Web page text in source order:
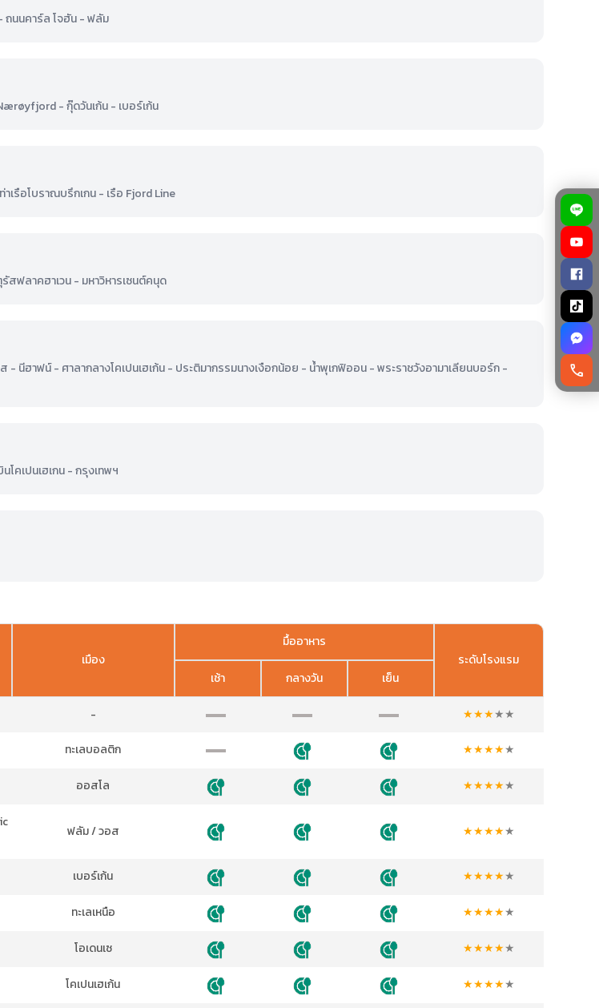
ถนนคาร์ล โจฮัน - ฟลัม
- กุ๊ดวันเก้น - เบอร์เก้น
เรือโบราณบรึกเกน - เรือ Fjord Line
สฟลาคฮาเวน - มหาวิหารเซนต์คนุด
- นีฮาฟน์ - ศาลากลางโคเปนเฮเก้น - ประติมากรรมนางเงือกน้อย - น้ำพุเกฟิออน - พระราชวังอามาเลียนบอร์ก -
โคเปนเฮเกน - กรุงเทพฯ
เมือง
มื้ออาหาร
ระดับโรงแรม
เช้า
กลางวัน เย็น
- ★★★★★
ทะเลบอลติก ★★★★★
ออสโล ★★★★★
ฟลัม / วอส ★★★★★
เบอร์เก้น ★★★★★
ทะเลเหนือ ★★★★★
โอเดนเซ ★★★★★
โคเปนเฮเก้น ★★★★★
call